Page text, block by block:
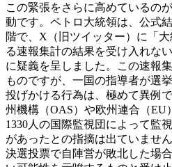
この緊張をさらに高めているの
動です。ペトロ大統領は、公式
階で、X（旧ツイッター）に「
る速報集計の結果を受け入れな
に疑義を呈しました。この速報
ものですが、一国の指導者が選
投げかける行為は、極めて異例
州機構（OAS）や欧州連合（EU
1330人の国際監視団によって監
があったとの指摘は出ていませ
決選投票で自陣営が敗北した場